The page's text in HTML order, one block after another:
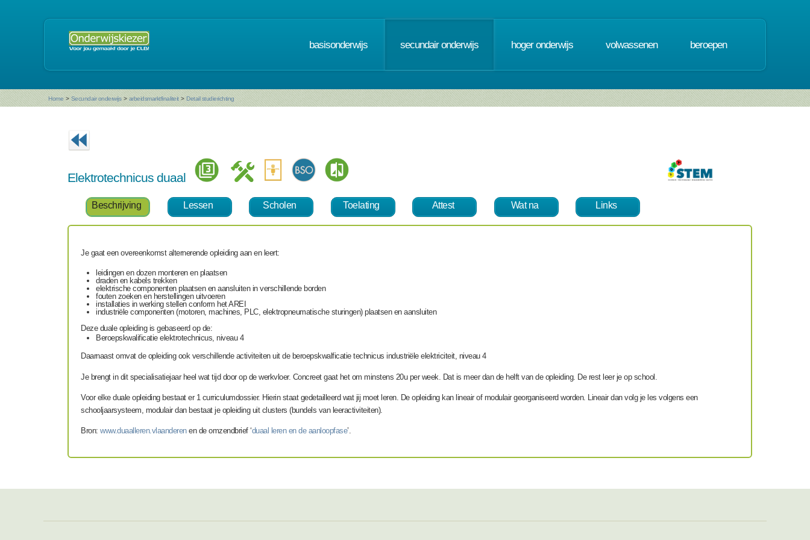
basisonderwijs secundair onderwijs hoger onderwijs volwassenen beroepen
Home > Secundair onderwijs > arbeidsmarktfinaliteit > Detail studierichting
Elektrotechnicus duaal
Beschrijving Lessen Scholen Toelating Attest Wat na Links
Je gaat een overeenkomst alternerende opleiding aan en leert:
leidingen en dozen monteren en plaatsen
draden en kabels trekken
elektrische componenten plaatsen en aansluiten in verschillende borden
fouten zoeken en herstellingen uitvoeren
installaties in werking stellen conform het AREI
industriële componenten (motoren, machines, PLC, elektropneumatische sturingen) plaatsen en aansluiten
Deze duale opleiding is gebaseerd op de:
Beroepskwalificatie elektrotechnicus, niveau 4
Daarnaast omvat de opleiding ook verschillende activiteiten uit de beroepskwalficatie technicus industriële elektriciteit, niveau 4
Je brengt in dit specialisatiejaar heel wat tijd door op de werkvloer. Concreet gaat het om minstens 20u per week. Dat is meer dan de helft van de opleiding. De rest leer je op school.
Voor elke duale opleiding bestaat er 1 curriculumdossier. Hierin staat gedetailleerd wat jij moet leren. De opleiding kan lineair of modulair georganiseerd worden. Lineair dan volg je les volgens een
schooljaarsysteem, modulair dan bestaat je opleiding uit clusters (bundels van leeractiviteiten).
Bron: www.duaalleren.vlaanderenen de omzendbrief ‘duaal leren en de aanloopfase’.